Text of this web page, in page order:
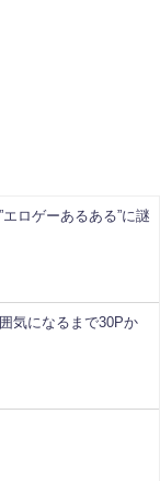
ロゲーあるある”に謎
気になるまで30Pか